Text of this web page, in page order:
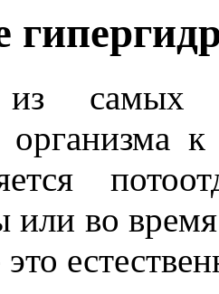
самых
организма
или во